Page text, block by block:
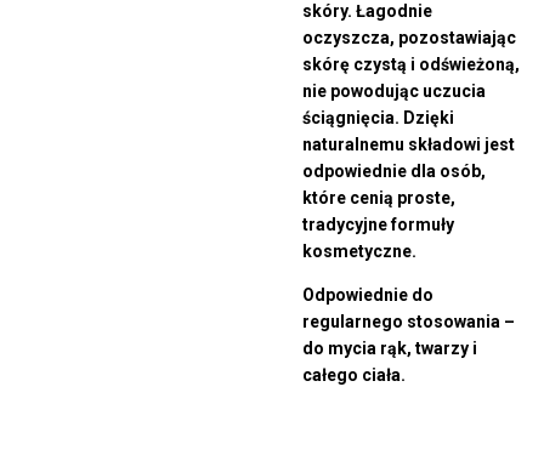
skóry. Łagodnie
oczyszcza, pozostawiając
skórę czystą i odświeżoną,
nie powodując uczucia
ściągnięcia. Dzięki
naturalnemu składowi jest
odpowiednie dla osób,
które cenią proste,
tradycyjne formuły
kosmetyczne.
Odpowiednie do
regularnego stosowania –
do mycia rąk, twarzy i
całego ciała.